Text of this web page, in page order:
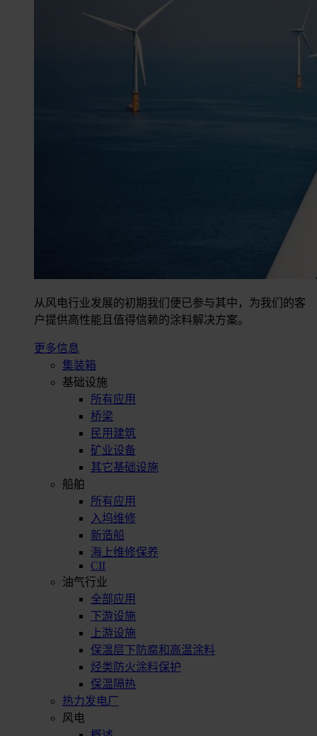
从风电行业发展的初期我们便已参与其中，为我们的客
户提供高性能且值得信赖的涂料解决方案。
更多信息
集装箱
基础设施
所有应用
桥梁
民用建筑
矿业设备
其它基础设施
船舶
所有应用
入坞维修
新造船
海上维修保养
CII
油气行业
全部应用
下游设施
上游设施
保温层下防腐和高温涂料
烃类防火涂料保护
保温隔热
热力发电厂
风电